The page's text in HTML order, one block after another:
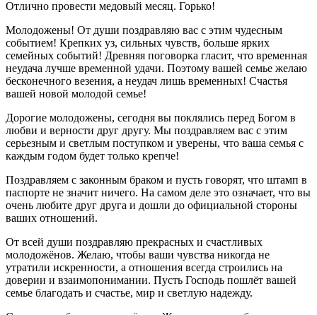
Отлично провести медовый месяц. Горько!
Молодожены! От души поздравляю вас с этим чудесным
событием! Крепких уз, сильных чувств, больше ярких
семейных событий! Древняя поговорка гласит, что временная
неудача лучше временной удачи. Поэтому вашей семье желаю
бесконечного везения, а неудач лишь временных! Счастья
вашей новой молодой семье!
Дорогие молодожены, сегодня вы поклялись перед Богом в
любви и верности друг другу. Мы поздравляем вас с этим
серьезным и светлым поступком и уверены, что ваша семья с
каждым годом будет только крепче!
Поздравляем с законным браком и пусть говорят, что штамп в
паспорте не значит ничего. На самом деле это означает, что вы
очень любите друг друга и дошли до официальной стороны
ваших отношений.
От всей души поздравляю прекрасных и счастливых
молодожёнов. Желаю, чтобы ваши чувства никогда не
утратили искренности, а отношения всегда строились на
доверии и взаимопонимании. Пусть Господь пошлёт вашей
семье благодать и счастье, мир и светлую надежду.